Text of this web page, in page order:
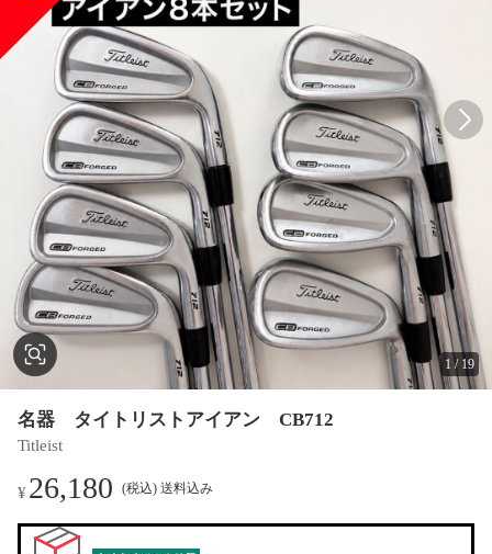
1 / 19
名器 タイトリストアイアン CB712
Titleist
¥26,180 (税込) 送料込み